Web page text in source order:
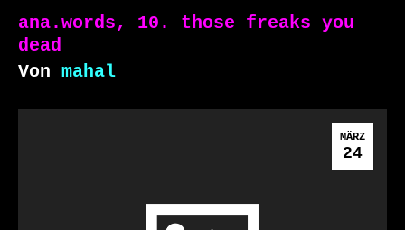
ana.words, 10. those freaks you
dead
Von mahal
MÄRZ
24